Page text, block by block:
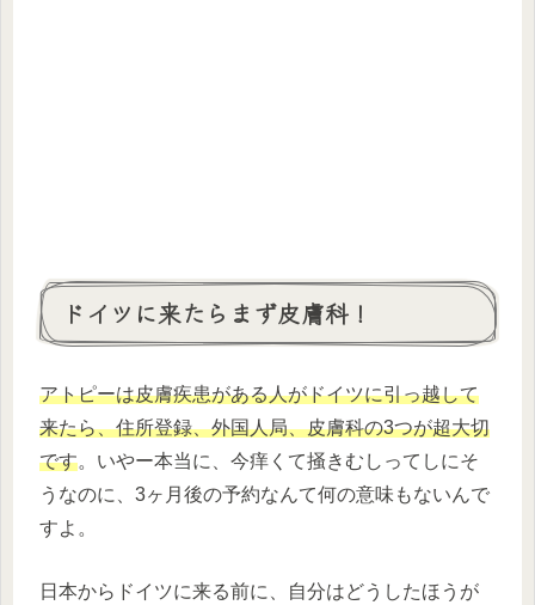
ドイツに来たらまず皮膚科！
アトピーは皮膚疾患がある人がドイツに引っ越して
来たら、住所登録、外国人局、皮膚科の3つが超大切
です。いやー本当に、今痒くて掻きむしってしにそ
うなのに、3ヶ月後の予約なんて何の意味もないんで
すよ。
日本からドイツに来る前に、自分はどうしたほうが